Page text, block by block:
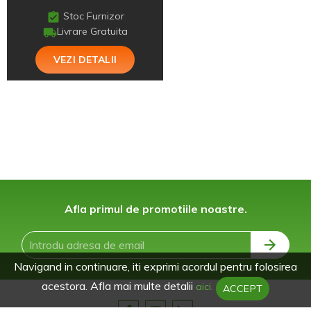
Stoc Furnizor
Livrare Gratuita
VEZI DETALII
Afla primul de promotiile noastre.
Navigand in continuare, iti exprimi acordul pentru folosirea
acestora. Afla mai multe detalii aici. ACCEPT